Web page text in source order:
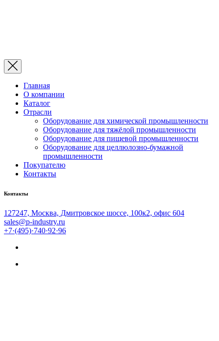
Главная
О компании
Каталог
Отрасли
Оборудование для химической промышленности
Оборудование для тяжёлой промышленности
Оборудование для пищевой промышленности
Оборудование для целлюлозно-бумажной
промышленности
Покупателю
Контакты
Контакты
127247, Москва, Дмитровское шоссе, 100к2, офис 604
sales@p-industry.ru
+7·(495)·740·92·96